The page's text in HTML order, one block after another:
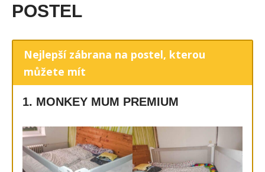
POSTEL
Nejlepší zábrana na postel, kterou
můžete mít
1. MONKEY MUM PREMIUM